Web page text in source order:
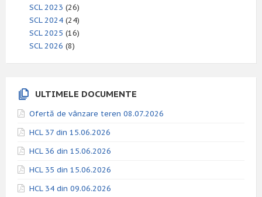
SCL 2023 (26)
SCL 2024 (24)
SCL 2025 (16)
SCL 2026 (8)
ULTIMELE DOCUMENTE
Ofertă de vânzare teren 08.07.2026
HCL 37 din 15.06.2026
HCL 36 din 15.06.2026
HCL 35 din 15.06.2026
HCL 34 din 09.06.2026